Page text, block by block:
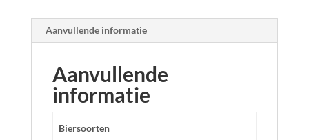
Aanvullende informatie
Aanvullende
informatie
Biersoorten